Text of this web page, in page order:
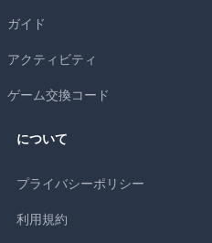
ガイド
アクティビティ
ゲーム交換コード
について
プライバシーポリシー
利用規約